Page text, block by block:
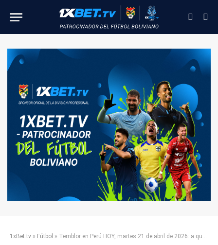
1xBet.tv » Fútbol » Temblor en Perú HOY, martes 21 de abril de 2026: a qué hora y dónde ocurrió el último SISMO, según IGP